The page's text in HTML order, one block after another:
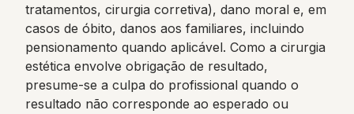
tratamentos, cirurgia corretiva), dano moral e, em
casos de óbito, danos aos familiares, incluindo
pensionamento quando aplicável. Como a cirurgia
estética envolve obrigação de resultado,
presume-se a culpa do profissional quando o
resultado não corresponde ao esperado ou